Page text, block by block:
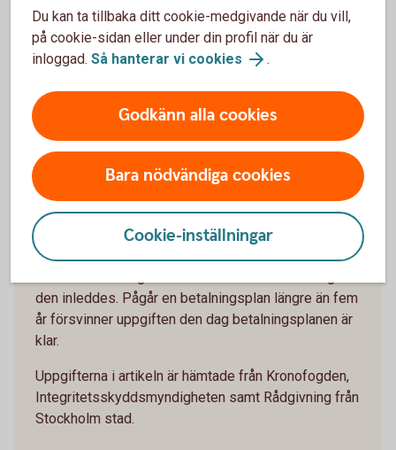
Faktaruta
Det är kreditupplysningsföretagen som beslutar om
betalningsanmärkningar och det är till
kreditupplysningsföretagen du ska vända dig om du
har frågor om eventuella anmärkningar. En lista över
alla kreditupplysningsföretag finns hos
Integritetsskyddsmyndigheten.
Hur länge uppgifterna finns kvar i
kreditupplysningsföretagens register varierar.
Vanligtvis finns uppgifter om privatpersoner kvar i
tre år och om juridiska personer i fem år. Uppgifter
den inleddes. Pågår en betalningsplan längre än fem
år försvinner uppgiften den dag betalningsplanen är
klar.
Uppgifterna i artikeln är hämtade från Kronofogden,
Integritetsskyddsmyndigheten samt Rådgivning från
Stockholm stad.
Du kan ta tillbaka ditt cookie-medgivande när du vill,
på cookie-sidan eller under din profil när du är
inloggad. Så hanterar vi cookies .
Godkänn alla cookies
Bara nödvändiga cookies
Cookie-inställningar